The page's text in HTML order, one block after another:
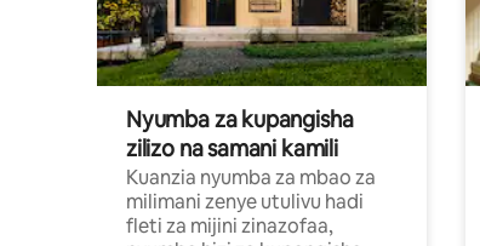
Nyumba za kupangisha
zilizo na samani kamili
Kuanzia nyumba za mbao za
milimani zenye utulivu hadi
fleti za mijini zinazofaa,